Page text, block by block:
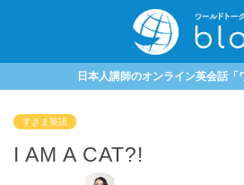
日本人講師のオンライン英会話「
すきま英語
I AM A CAT?!